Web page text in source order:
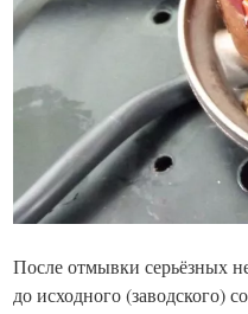
После отмывки серьёзных
до исходного (заводского)